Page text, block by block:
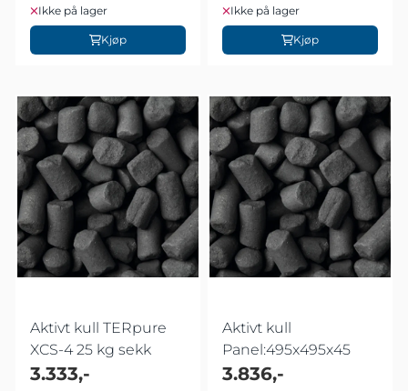
Ikke på lager
Kjøp
Ikke på lager
Kjøp
Aktivt kull TERpure
XCS-4 25 kg sekk
3.333,-
Aktivt kull
Panel:495x495x45
3.836,-